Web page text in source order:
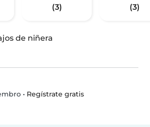
(3) (3)
de niñera
• Regístrate gratis